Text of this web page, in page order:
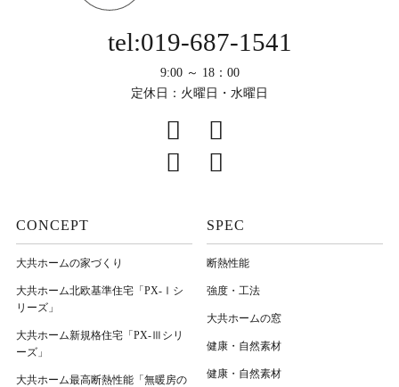
tel:019-687-1541
9:00 ～ 18：00
定休日：火曜日・水曜日
CONCEPT
大共ホームの家づくり
大共ホーム北欧基準住宅「PX-Ⅰシ
リーズ」
大共ホーム新規格住宅「PX-Ⅲシリ
ーズ」
大共ホーム最高断熱性能「無暖房の
SPEC
断熱性能
強度・工法
大共ホームの窓
健康・自然素材
健康・自然素材